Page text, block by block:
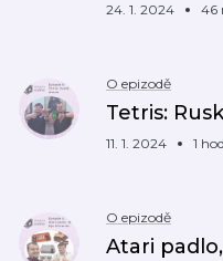
24. 1. 2024 46
O epizodě
Tetris:
11. 1. 2024 1
O epizodě
Atari